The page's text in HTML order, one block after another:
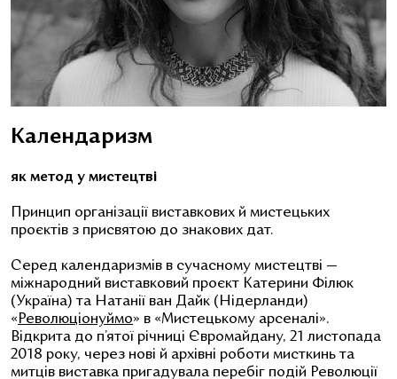
Календаризм
як метод у мистецтві
Принцип організації виставкових й мистецьких
проєктів з присвятою до знакових дат.
Серед календаризмів в сучасному мистецтві —
міжнародний виставковий проєкт Катерини Філюк
(Україна) та Натанії ван Дайк (Нідерланди)
« Революціонуймо» в «Мистецькому арсеналі».
Відкрита до п’ятої річниці Євромайдану, 21 листопада
2018 року, через нові й архівні роботи мисткинь та
митців виставка пригадувала перебіг подій Революції